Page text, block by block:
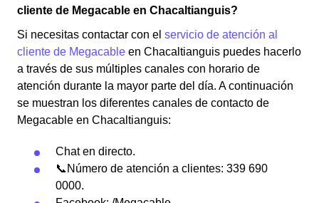
cliente de Megacable en Chacaltianguis?
Si necesitas contactar con el servicio de atención al
cliente de Megacable en Chacaltianguis puedes hacerlo
a través de sus múltiples canales con horario de
atención durante la mayor parte del día. A continuación
se muestran los diferentes canales de contacto de
Megacable en Chacaltianguis:
Chat en directo.
📞Número de atención a clientes: 339 690
0000.